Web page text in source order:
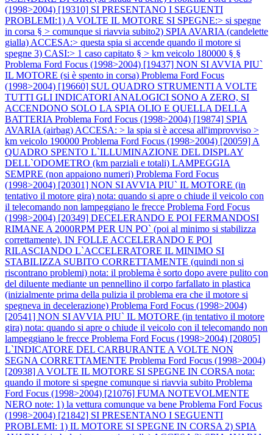
(1998>2004) [19310] SI PRESENTANO I SEGUENTI
PROBLEMI:1) A VOLTE IL MOTORE SI SPEGNE:> si spegne
in corsa § > comunque si riavvia subito2) SPIA AVARIA (candelette
gialla) ACCESA:> questa spia si accende quando il motore si
spegne 3) CASI:> 1 caso capitato § > km veicolo 180000 § §
Problema Ford Focus (1998>2004) [19437] NON SI AVVIA PIU`
IL MOTORE (si è spento in corsa) Problema Ford Focus
(1998>2004) [19660] SUL QUADRO STRUMENTI A VOLTE
TUTTI GLI INDICATORI ANALOGICI SONO A ZERO, SI
ACCENDONO SOLO LA SPIA OLIO E QUELLA DELLA
BATTERIA Problema Ford Focus (1998>2004) [19874] SPIA
AVARIA (airbag) ACCESA: > la spia si è accesa all'improvviso >
km veicolo 190000 Problema Ford Focus (1998>2004) [20059] A
QUADRO SPENTO L`ILLUMINAZIONE DEL DISPLAY
DELL`ODOMETRO (km parziali e totali) LAMPEGGIA
SEMPRE (non appaiono numeri) Problema Ford Focus
(1998>2004) [20301] NON SI AVVIA PIU` IL MOTORE (in
tentativo il motore gira) nota: quando si apre o chiude il veicolo con
il telecomando non lampeggiano le frecce Problema Ford Focus
(1998>2004) [20349] DECELERANDO E POI FERMANDOSI
RIMANE A 2000RPM PER UN PO` (poi al minimo si stabilizza
correttamente). IN FOLLE ACCELERANDO E POI
RILASCIANDO L`ACCELERATORE IL MINIMO SI
STABILIZZA SUBITO CORRETTAMENTE (quindi non si
riscontrano problemi) nota: il problema è sorto dopo avere pulito con
del diluente mediante un pennellino il corpo farfallato in plastica
(inizialmente prima della pulizia il problema era che il motore si
spegneva in decelerazione) Problema Ford Focus (1998>2004)
[20541] NON SI AVVIA PIU` IL MOTORE (in tentativo il motore
gira) nota: quando si apre o chiude il veicolo con il telecomando non
lampeggiano le frecce Problema Ford Focus (1998>2004) [20805]
L`INDICATORE DEL CARBURANTE A VOLTE NON
SEGNA CORRETTAMENTE Problema Ford Focus (1998>2004)
[20938] A VOLTE IL MOTORE SI SPEGNE IN CORSA nota:
quando il motore si spegne comunque si riavvia subito Problema
Ford Focus (1998>2004) [21076] FUMA NOTEVOLMENTE
NERO note: 1) la vettura comunque va bene Problema Ford Focus
(1998>2004) [21842] SI PRESENTANO I SEGUENTI
PROBLEMI: 1) IL MOTORE SI SPEGNE IN CORSA 2) SPIA